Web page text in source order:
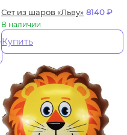
Сет из шаров «Льву» 8140₽
В наличии
Купить